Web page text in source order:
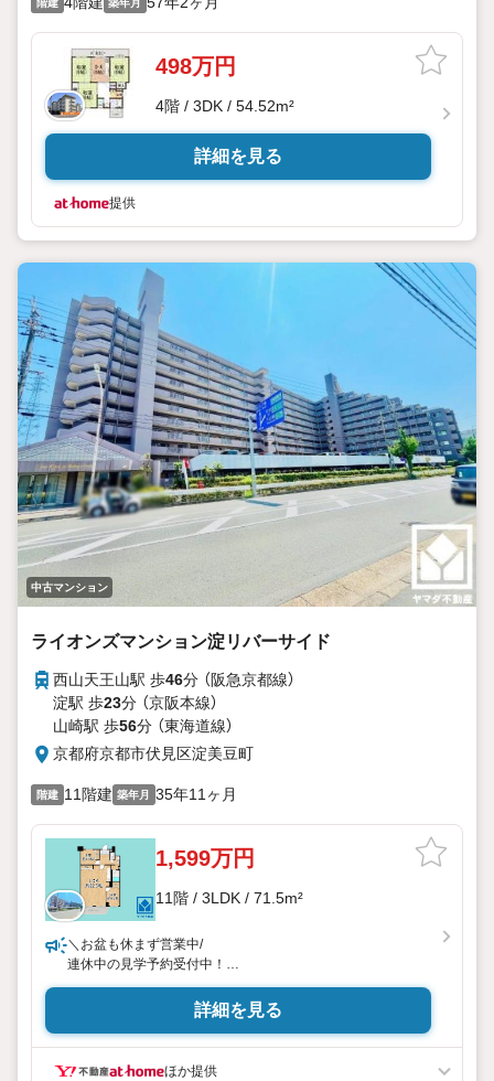
階建 築年月
498万円
4階 / 3DK / 54.52m²
詳細を見る
提供
中古マンション
ライオンズマンション淀リバーサイド
西山天王山駅 歩46分 （阪急京都線）
淀駅 歩23分 （京阪本線）
山崎駅 歩56分 （東海道線）
京都府京都市伏見区淀美豆町
階建 11階建 築年月 35年11ヶ月
1,599万円
11階 / 3LDK / 71.5m²
＼お盆も休まず営業中/
連休中の見学予約受付中！
お気軽にお問い合わせ下さい
詳細を見る
ほか提供